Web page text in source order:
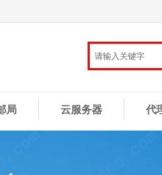
局 云服务器 代